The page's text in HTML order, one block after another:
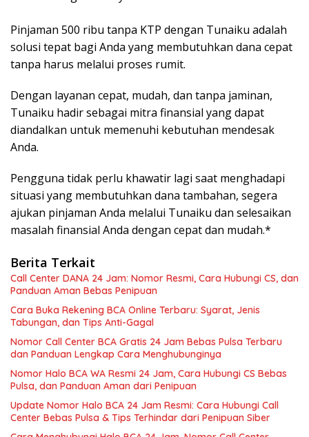
Pinjaman 500 ribu tanpa KTP dengan Tunaiku adalah
solusi tepat bagi Anda yang membutuhkan dana cepat
tanpa harus melalui proses rumit.
Dengan layanan cepat, mudah, dan tanpa jaminan,
Tunaiku hadir sebagai mitra finansial yang dapat
diandalkan untuk memenuhi kebutuhan mendesak
Anda.
Pengguna tidak perlu khawatir lagi saat menghadapi
situasi yang membutuhkan dana tambahan, segera
ajukan pinjaman Anda melalui Tunaiku dan selesaikan
masalah finansial Anda dengan cepat dan mudah.*
Berita Terkait
Call Center DANA 24 Jam: Nomor Resmi, Cara Hubungi CS, dan
Panduan Aman Bebas Penipuan
Cara Buka Rekening BCA Online Terbaru: Syarat, Jenis
Tabungan, dan Tips Anti-Gagal
Nomor Call Center BCA Gratis 24 Jam Bebas Pulsa Terbaru
dan Panduan Lengkap Cara Menghubunginya
Nomor Halo BCA WA Resmi 24 Jam, Cara Hubungi CS Bebas
Pulsa, dan Panduan Aman dari Penipuan
Update Nomor Halo BCA 24 Jam Resmi: Cara Hubungi Call
Center Bebas Pulsa & Tips Terhindar dari Penipuan Siber